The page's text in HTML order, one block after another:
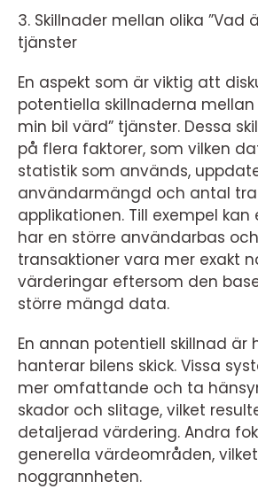
3. Skillnader mellan olika ”Vad
tjänster
En aspekt som är viktig att
potentiella skillnaderna mellan
min bil värd” tjänster. Dessa
på flera faktorer, som vilken
statistik som används,
användarmängd och antal
applikationen. Till exempel
har en större användarbas
transaktioner vara mer exakt
värderingar eftersom den
större mängd data.
En annan potentiell skillnad är
hanterar bilens skick. Vissa
mer omfattande och ta
skador och slitage, vilket
detaljerad värdering. Andra
generella värdeområden,
noggrannheten.